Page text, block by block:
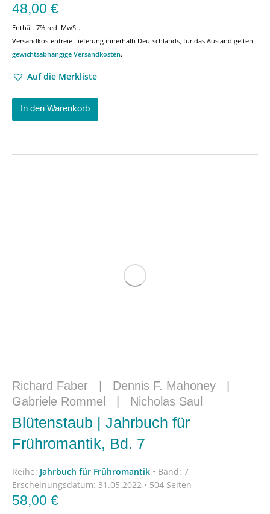
48,00 €
Enthält 7% red. MwSt.
Versandkostenfreie Lieferung innerhalb Deutschlands, für das Ausland gelten
gewichtsabhängige Versandkosten.
Auf die Merkliste
In den Warenkorb
Richard Faber Dennis F. Mahoney
Gabriele Rommel
Nicholas Saul
Blütenstaub | Jahrbuch für
Frühromantik, Bd. 7
Reihe: Jahrbuch für Frühromantik • Band: 7
Erscheinungsdatum: 31.05.2022 • 504 Seiten
58,00 €